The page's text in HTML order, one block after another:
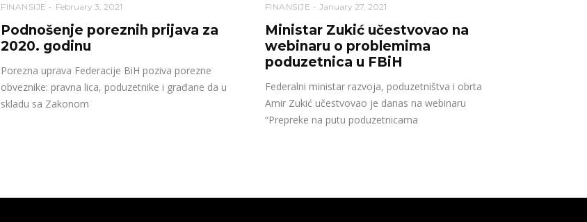
FINANSIJE February 3, 2021
Podnošenje poreznih prijava za
2020. godinu
Porezna uprava Federacije BiH poziva porezne
obveznike: pravna lica, poduzetnike i građane da u
skladu sa Zakonom
FINANSIJE January 27, 2021
Ministar Zukić učestvovao na
webinaru o problemima
poduzetnica u FBiH
Federalni ministar razvoja, poduzetništva i obrta
Amir Zukić učestvovao je danas na webinaru
“Prepreke na putu poduzetnicama